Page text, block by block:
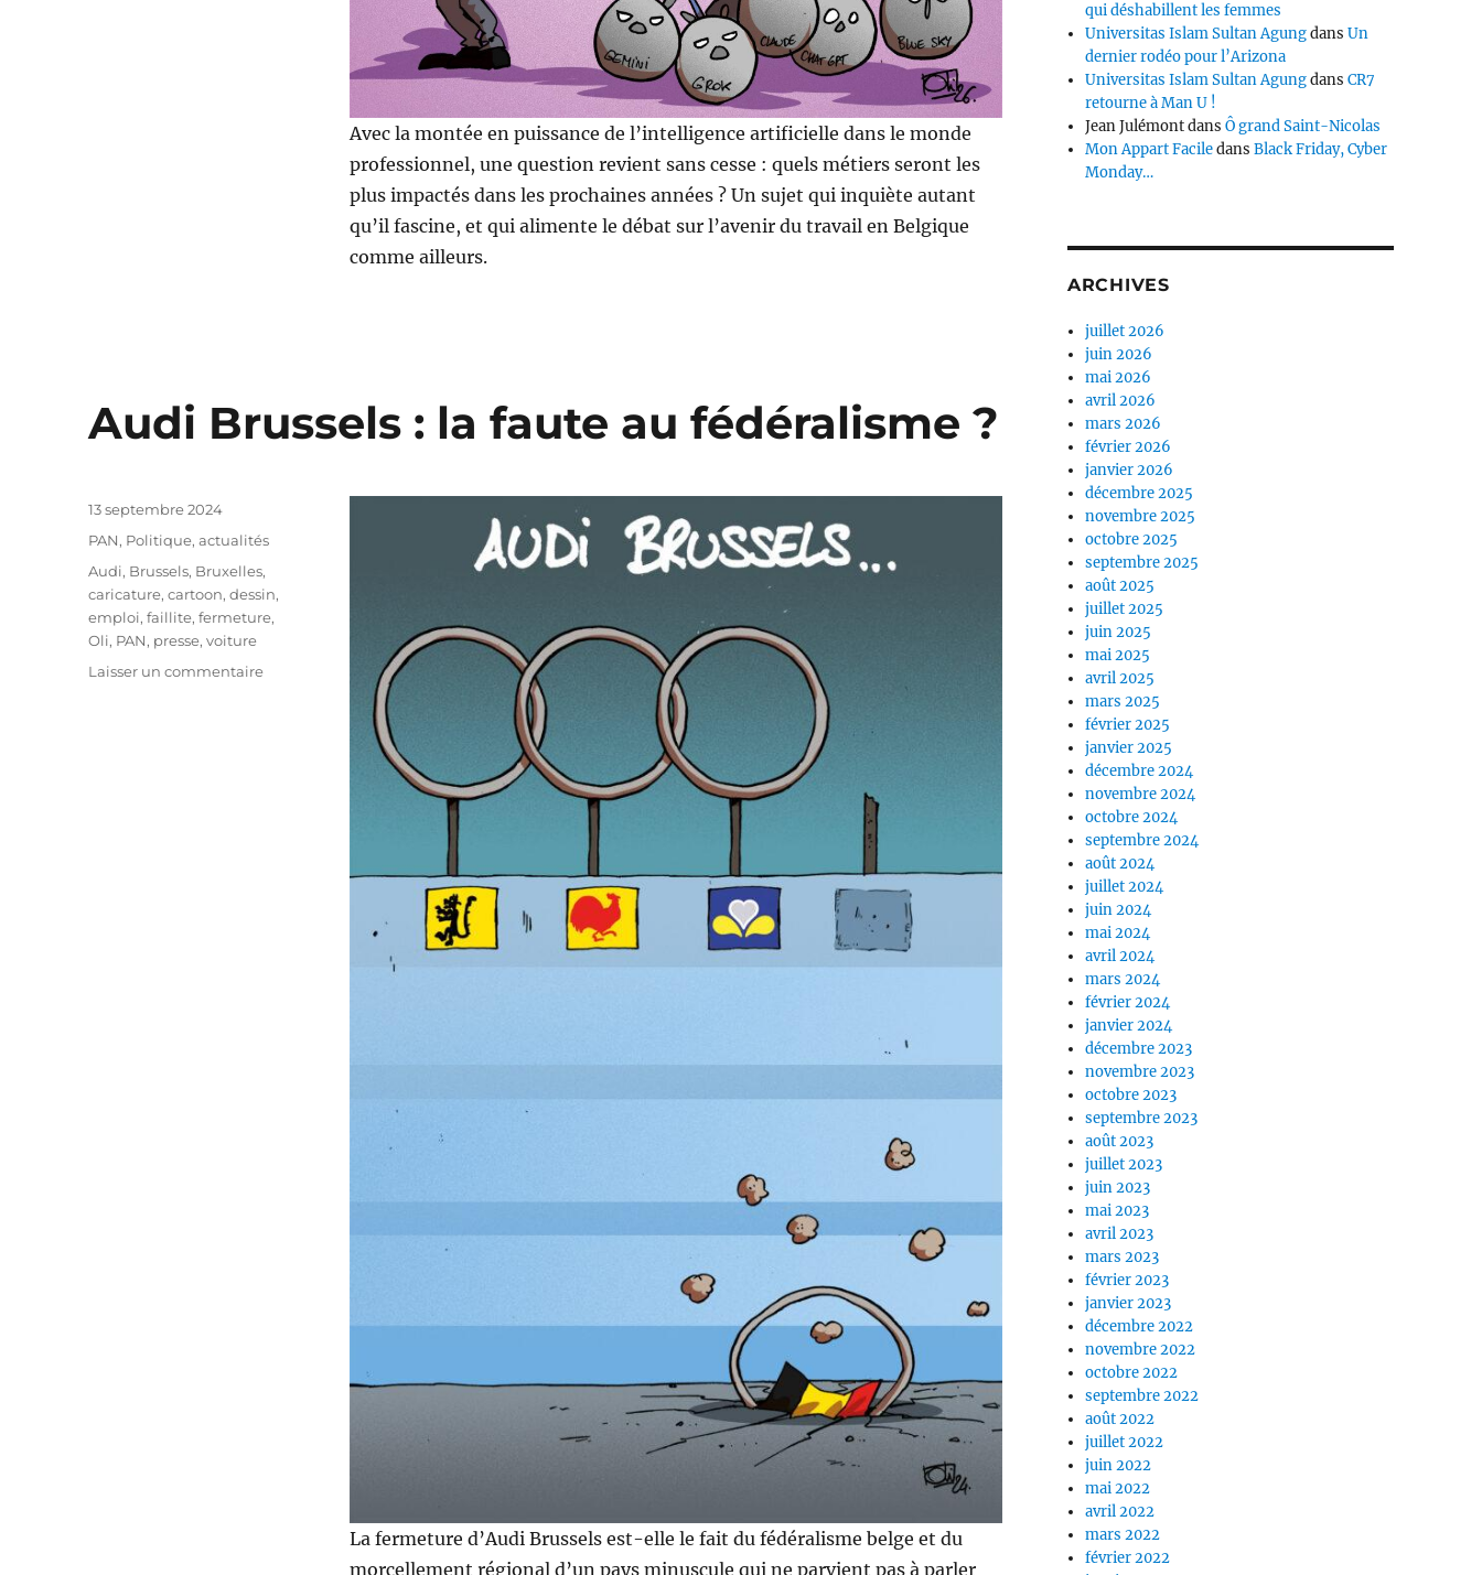
Avec la montée en puissance de l’intelligence artificielle dans le monde
professionnel, une question revient sans cesse : quels métiers seront les
plus impactés dans les prochaines années ? Un sujet qui inquiète autant
qu’il fascine, et qui alimente le débat sur l’avenir du travail en Belgique
comme ailleurs.
Audi Brussels : la faute au fédéralisme ?
La fermeture d’Audi Brussels est-elle le fait du fédéralisme belge et du
morcellement régional d’un pays minuscule qui ne parvient pas à parler
Publié
13 septembre 2024
Catégories
PAN, Politique, actualités
Étiquettes
Audi, Brussels, Bruxelles,
caricature,cartoon,dessin,
emploi,faillite,fermeture,
Oli, PAN, presse,voiture
Laisser un commentairesur
qui déshabillent les femmes
Universitas Islam Sultan AgungdansUn
dernier rodéo pour l’Arizona
Universitas Islam Sultan AgungdansCR7
retourne à Man U !
Jean JulémontdansÔ grand Saint-Nicolas
Mon Appart FaciledansBlack Friday, Cyber
Monday…
ARCHIVES
juillet 2026
juin 2026
mai 2026
avril 2026
mars 2026
février 2026
janvier 2026
décembre 2025
novembre 2025
octobre 2025
septembre 2025
août 2025
juillet 2025
juin 2025
mai 2025
avril 2025
mars 2025
février 2025
janvier 2025
décembre 2024
novembre 2024
octobre 2024
septembre 2024
août 2024
juillet 2024
juin 2024
mai 2024
avril 2024
mars 2024
février 2024
janvier 2024
décembre 2023
novembre 2023
octobre 2023
septembre 2023
août 2023
juillet 2023
juin 2023
mai 2023
avril 2023
mars 2023
février 2023
janvier 2023
décembre 2022
novembre 2022
octobre 2022
septembre 2022
août 2022
juillet 2022
juin 2022
mai 2022
avril 2022
mars 2022
février 2022